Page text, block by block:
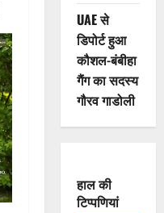
UAE से
डिपोर्ट हुआ
कौशल-बंबीहा
गैंग का सदस्य
गौरव गाडोली
हाल की
टिप्पणियां